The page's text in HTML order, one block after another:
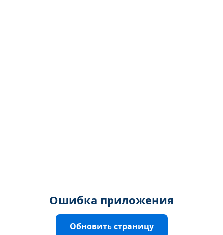
Ошибка приложения
Обновить страницу